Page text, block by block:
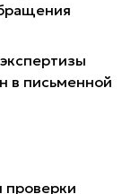
в письменной
проверки